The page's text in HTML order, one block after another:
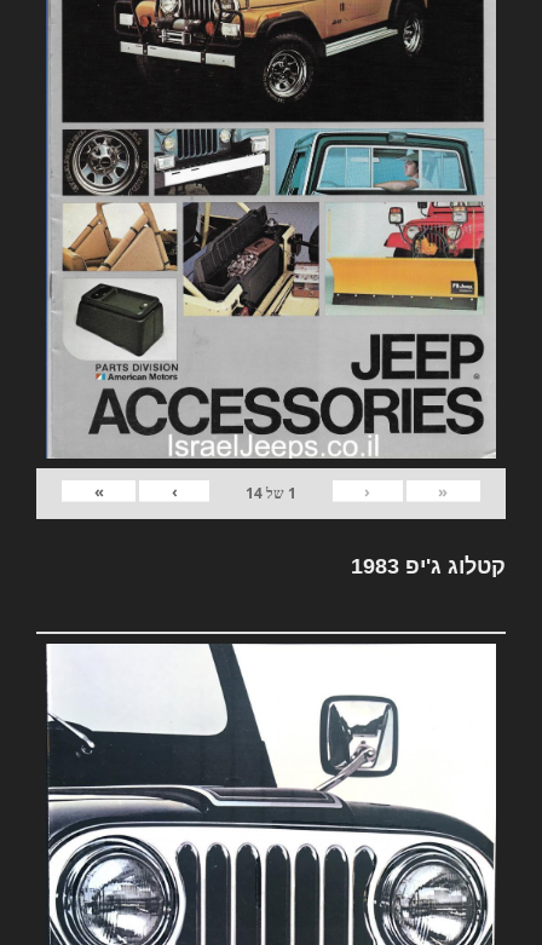
«
‹
1 של14
›
»
קטלוג ג'יפ 1983